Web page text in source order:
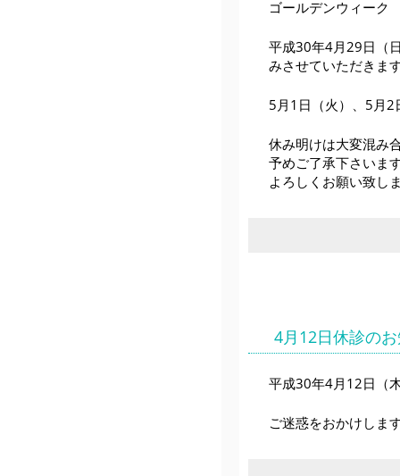
ゴールデンウィー
平成30年4月29日（
みさせていただきま
5月1日（火）、5月2
休み明けは大変混み
予めご了承下さいま
よろしくお願い致し
4月12日休診の
平成30年4月12日（
ご迷惑をおかけしま